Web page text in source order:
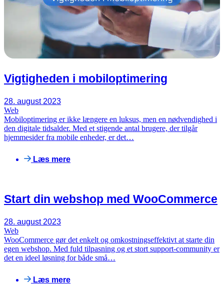
Vigtigheden i mobiloptimering
28. august 2023
Web
Mobiloptimering er ikke længere en luksus, men en nødvendighed i
den digitale tidsalder. Med et stigende antal brugere, der tilgår
hjemmesider fra mobile enheder, er det…
Læs mere
Start din webshop med WooCommerce
28. august 2023
Web
WooCommerce gør det enkelt og omkostningseffektivt at starte din
egen webshop. Med fuld tilpasning og et stort support-community er
det en ideel løsning for både små…
Læs mere